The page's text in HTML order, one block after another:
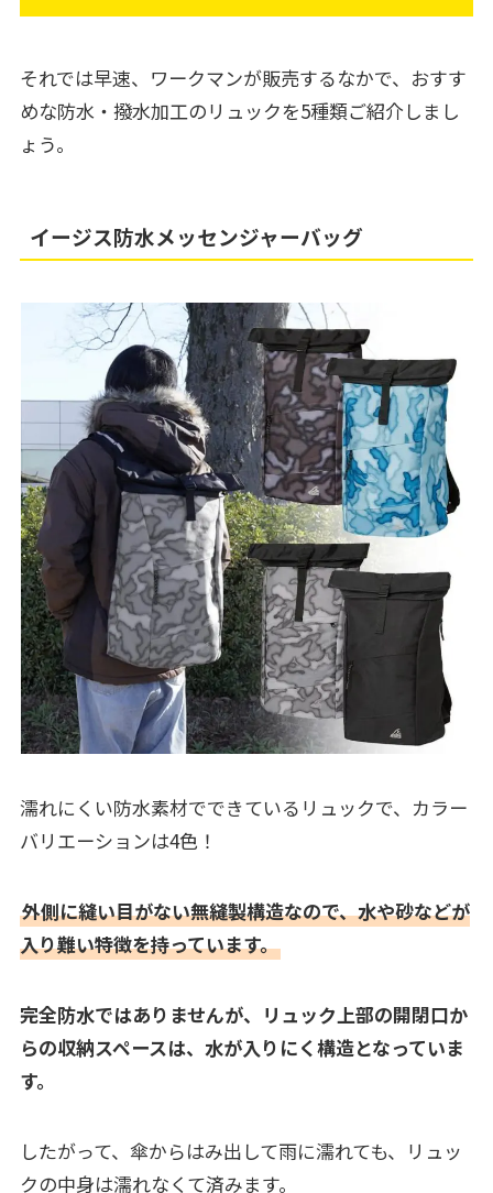
それでは早速、ワークマンが販売するなかで、おすす
めな防水・撥水加工のリュックを5種類ご紹介しまし
ょう。
イージス防水メッセンジャーバッグ
濡れにくい防水素材でできているリュックで、カラー
バリエーションは4色！
外側に縫い目がない無縫製構造なので、水や砂などが
入り難い特徴を持っています。
完全防水ではありませんが、リュック上部の開閉口か
らの収納スペースは、水が入りにく構造となっていま
す。
したがって、傘からはみ出して雨に濡れても、リュッ
クの中身は濡れなくて済みます。